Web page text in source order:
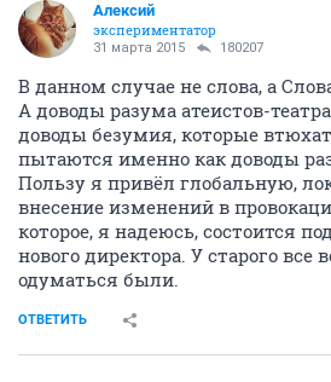
Алексий
экспериментатор
31 марта 2015 180207
В данном случае не слова, а
А доводы разума атеистов-
доводы безумия, которые
пытаются именно как доводы
Пользу я привёл глобальную,
внесение изменений в
которое, я надеюсь, состоится
нового директора. У старого все
одуматься были.
ОТВЕТИТЬ